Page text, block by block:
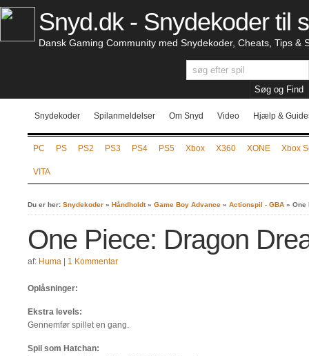
Snyd.dk - Snydekoder til
Dansk Gaming Community med Snydekoder, Cheats, Tips &
Snydekoder Spilanmeldelser Om Snyd Video Hjælp &
PC PS PS2 PS3 PS4 PS5 Xbox X360 XONE Xbox
VITA
Du er her: Snydekoder » Håndholdt» Game Boy Advance » Actionspil - GBA » One
One Piece: Dragon
af: Huma 1 Kommentar
Oplåsninger:
Ekstra levels:
Gennemfør spillet en gang.
Spil som Hatchan: